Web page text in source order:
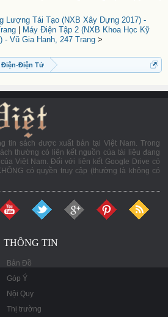
Lượng Tái Tạo (NXB Xây Dựng 2017) -
Máy Điện Tập 2 (NXB Khoa Học Kỹ
- Vũ Gia Hanh, 247 Trang>
Điện-Điện Tử
tin sách được xuất bản tại Việt Nam. Trong
thường có liên kết nguồn của tài liệu đang
Việt Nam. Đối với liên kết Google Drive có
có quyền truy cập (thường là không có
THÔNG TIN
Bản Đồ
Góp Ý
Nội Quy
Thị trường